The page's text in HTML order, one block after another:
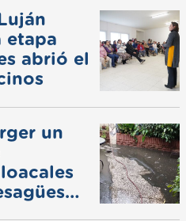
etapa
abrió el
un